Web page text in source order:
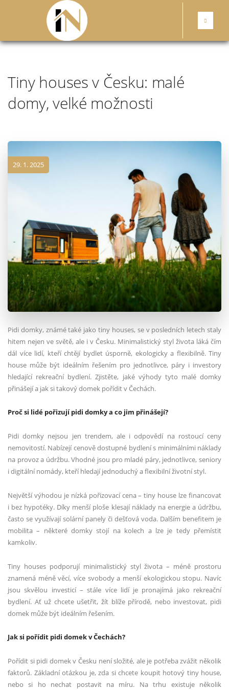
Tiny houses v Česku: malé
domy, velké možnosti
29. 1. 2025
Pidi domky, známé také jako tiny houses, se v posledních letech staly
hitem nejen ve světě, ale i v Česku. Minimalistický styl života láká čím
dál více lidí, kteří chtějí bydlet úsporně, ekologicky a flexibilně. Tiny
house může být ideálním řešením pro jednotlivce, páry i investory
hledající rekreační bydlení. Zjistěte, jaké výhody tyto malé domky
přinášejí a jak si takový domek pořídit v Čechách.
Proč si lidé pořizují pidi domky a co jim přinášejí?
Pidi domky nejsou jen trendem, ale i odpovědí na rostoucí ceny
nemovitostí. Nabízejí cenově dostupné bydlení s minimálními náklady
na provoz a údržbu. Vhodné jsou pro mladé páry, jednotlivce, seniory
i digitální nomády, kteří hledají jednoduchý a flexibilní životní styl.
Největší výhodou je nízká pořizovací cena – tiny house lze financovat
i bez hypotéky. Díky menší ploše klesají náklady na energie a údržbu,
často se využívají solární panely či dešťová voda. Dalším benefitem je
mobilita – některé domky stojí na kolech a lze je tedy přemístit
kamkoliv.
Tiny houses podporují minimalistický styl života – méně prostoru
znamená méně věcí, více svobody a menší ekologickou stopu. Navíc
jsou skvělou investicí – stále více lidí je pronajímá jako rekreační
bydlení. Ať už chcete ušetřit, žít blíže přírodě, nebo investovat, pidi
domek může být ideálním řešením.
Jak si pořídit pidi domek v Čechách?
Pořídit si pidi domek v Česku není složité, ale je potřeba zvážit několik
faktorů. Základní otázkou je, zda si chcete koupit hotový tiny house,
nebo si ho nechat postavit na míru. Na trhu existuje několik